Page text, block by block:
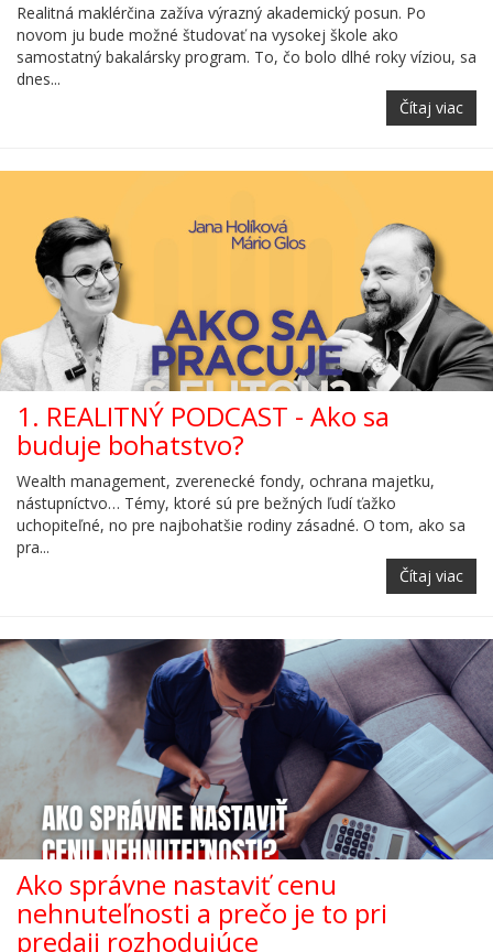
Realitná maklérčina zažíva výrazný akademický posun. Po
novom ju bude možné študovať na vysokej škole ako
samostatný bakalársky program. To, čo bolo dlhé roky víziou, sa
dnes...
Čítaj viac
1. REALITNÝ PODCAST - Ako sa
buduje bohatstvo?
Wealth management, zverenecké fondy, ochrana majetku,
nástupníctvo… Témy, ktoré sú pre bežných ľudí ťažko
uchopiteľné, no pre najbohatšie rodiny zásadné. O tom, ako sa
pra...
Čítaj viac
Ako správne nastaviť cenu
nehnuteľnosti a prečo je to pri
predaji rozhodujúce